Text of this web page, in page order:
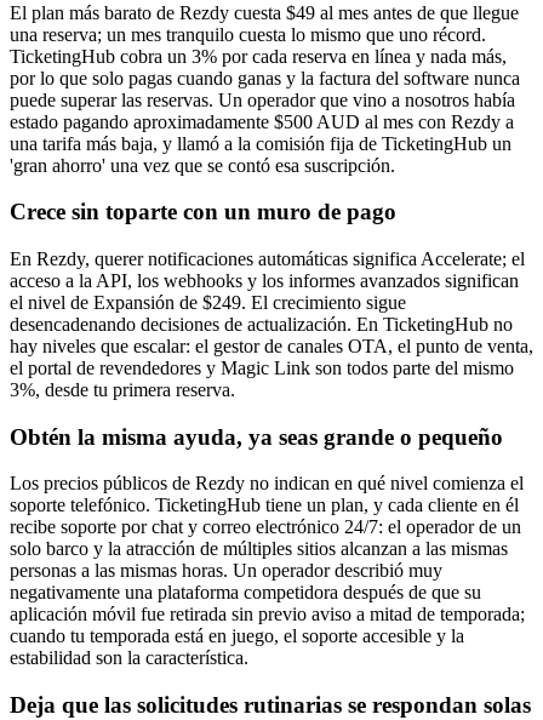
El plan más barato de Rezdy cuesta $49 al mes antes de que llegue
una reserva; un mes tranquilo cuesta lo mismo que uno récord.
TicketingHub cobra un 3% por cada reserva en línea y nada más,
por lo que solo pagas cuando ganas y la factura del software nunca
puede superar las reservas. Un operador que vino a nosotros había
estado pagando aproximadamente $500 AUD al mes con Rezdy a
una tarifa más baja, y llamó a la comisión fija de TicketingHub un
'gran ahorro' una vez que se contó esa suscripción.
Crece sin toparte con un muro de pago
En Rezdy, querer notificaciones automáticas significa Accelerate; el
acceso a la API, los webhooks y los informes avanzados significan
el nivel de Expansión de $249. El crecimiento sigue
desencadenando decisiones de actualización. En TicketingHub no
hay niveles que escalar: el gestor de canales OTA, el punto de venta,
el portal de revendedores y Magic Link son todos parte del mismo
3%, desde tu primera reserva.
Obtén la misma ayuda, ya seas grande o pequeño
Los precios públicos de Rezdy no indican en qué nivel comienza el
soporte telefónico. TicketingHub tiene un plan, y cada cliente en él
recibe soporte por chat y correo electrónico 24/7: el operador de un
solo barco y la atracción de múltiples sitios alcanzan a las mismas
personas a las mismas horas. Un operador describió muy
negativamente una plataforma competidora después de que su
aplicación móvil fue retirada sin previo aviso a mitad de temporada;
cuando tu temporada está en juego, el soporte accesible y la
estabilidad son la característica.
Deja que las solicitudes rutinarias se respondan solas